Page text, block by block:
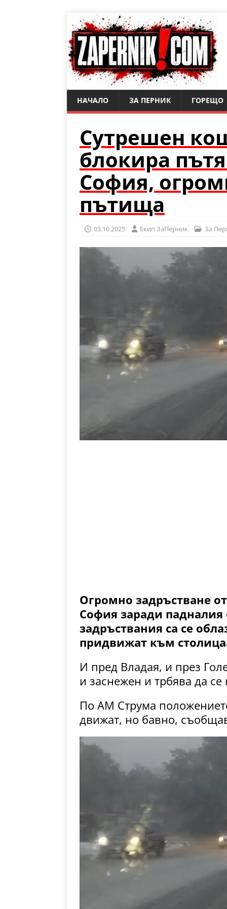
НАЧАЛО ЗА ПЕРНИК ГОРЕЩО
Сутрешен
блокира
София,
пътища
03.10.2025 Eкип ЗаПерник За
Огромно задръстване
София заради
задръствания са се
придвижат към
И пред Владая, и през
и заснежен и трбява да
По АМ Струма
движат, но бавно,